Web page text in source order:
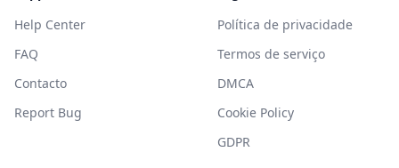
Help Center
FAQ
Contacto
Report Bug
Política de privacidade
Termos de serviço
DMCA
Cookie Policy
GDPR